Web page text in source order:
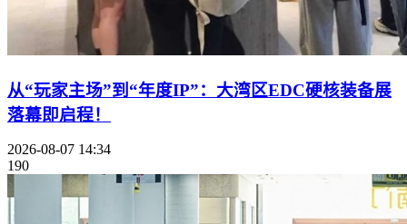
从“玩家主场”到“年度IP”：大湾区EDC硬核装备展
落幕即启程！
2026-08-07 14:34
190